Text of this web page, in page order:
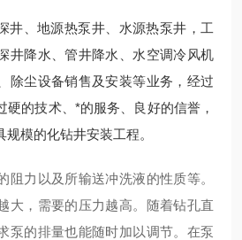
井、地源热泵井、水源热泵井，工
井降水、管井降水、水空调冷风机
除尘设备销售及安装等业务，经过
硬的技术、*的服务、良好的信誉，
模的化钻井安装工程。
阻力以及所输送冲洗液的性质等。
大，需要的压力越高。随着钻孔直
泵的排量也能随时加以调节。在泵